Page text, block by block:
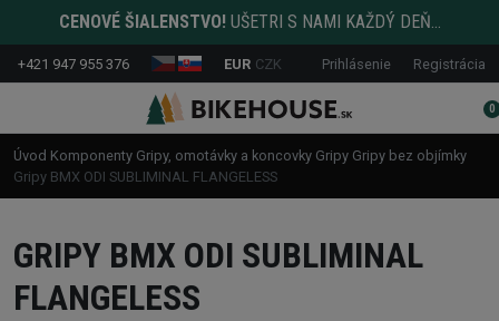
CENOVÉ ŠIALENSTVO! UŠETRI S NAMI KAŽDÝ DEŇ...
+421 947 955 376 EUR CZK Prihlásenie Registrácia
0
Úvod Komponenty Gripy, omotávky a koncovky Gripy Gripy bez objímky
Gripy BMX ODI SUBLIMINAL FLANGELESS
GRIPY BMX ODI SUBLIMINAL
FLANGELESS